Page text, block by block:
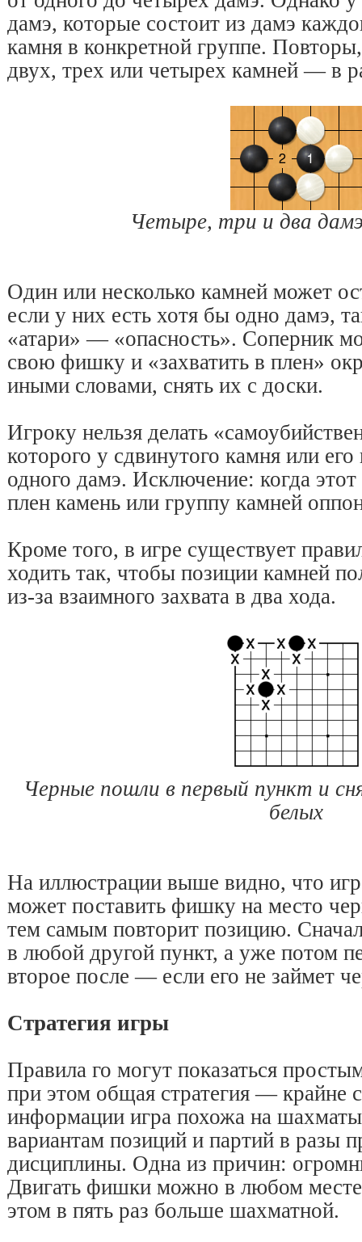
дамэ, которые состоит из дамэ
камня в конкретной группе.
двух, трех или четырех камней — в
Четыре, три и два
Один или несколько камней может
если у них есть хотя бы одно дамэ,
«атари» — «опасность». Соперник
свою фишку и «захватить в плен»
иными словами, снять их с доски.
Игроку нельзя делать
которого у сдвинутого камня или
одного дамэ. Исключение: когда этот
плен камень или группу камней
Кроме того, в игре существует
ходить так, чтобы позиции камней
из-за взаимного захвата в два хода.
Черные пошли в первый пункт и
белых
На иллюстрации выше видно, что
может поставить фишку на место
тем самым повторит позицию.
в любой другой пункт, а уже потом
второе после — если его не займет
Стратегия игры
Правила го могут показаться
при этом общая стратегия — крайне
информации игра похожа на
вариантам позиций и партий в разы
дисциплины. Одна из причин:
Двигать фишки можно в любом месте
этом в пять раз больше шахматной.